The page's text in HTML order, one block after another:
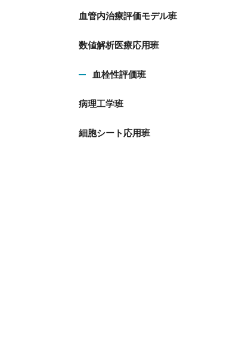
血管内治療評価モデル班
数値解析医療応用班
血栓性評価班
病理工学班
細胞シート応用班